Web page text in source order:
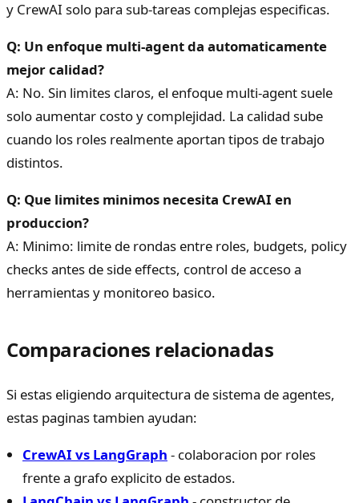
y CrewAI solo para sub-tareas complejas especificas.
Q: Un enfoque multi-agent da automaticamente
mejor calidad?
A: No. Sin limites claros, el enfoque multi-agent suele
solo aumentar costo y complejidad. La calidad sube
cuando los roles realmente aportan tipos de trabajo
distintos.
Q: Que limites minimos necesita CrewAI en
produccion?
A: Minimo: limite de rondas entre roles, budgets, policy
checks antes de side effects, control de acceso a
herramientas y monitoreo basico.
Comparaciones relacionadas
Si estas eligiendo arquitectura de sistema de agentes,
estas paginas tambien ayudan:
CrewAI vs LangGraph - colaboracion por roles
frente a grafo explicito de estados.